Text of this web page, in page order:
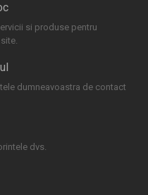
si produse pentru
dumneavoastra de contact
dvs.